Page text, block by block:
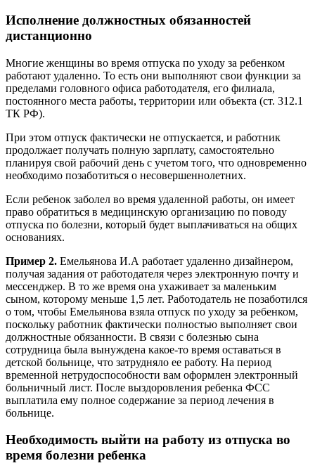
Исполнение должностных обязанностей
дистанционно
Многие женщины во время отпуска по уходу за ребенком
работают удаленно. То есть они выполняют свои функции за
пределами головного офиса работодателя, его филиала,
постоянного места работы, территории или объекта (ст. 312.1
ТК РФ).
При этом отпуск фактически не отпускается, и работник
продолжает получать полную зарплату, самостоятельно
планируя свой рабочий день с учетом того, что одновременно
необходимо позаботиться о несовершеннолетних.
Если ребенок заболел во время удаленной работы, он имеет
право обратиться в медицинскую организацию по поводу
отпуска по болезни, который будет выплачиваться на общих
основаниях.
Пример 2. Емельянова И.А работает удаленно дизайнером,
получая задания от работодателя через электронную почту и
мессенджер. В то же время она ухаживает за маленьким
сыном, которому меньше 1,5 лет. Работодатель не позаботился
о том, чтобы Емельянова взяла отпуск по уходу за ребенком,
поскольку работник фактически полностью выполняет свои
должностные обязанности. В связи с болезнью сына
сотрудница была вынуждена какое-то время оставаться в
детской больнице, что затрудняло ее работу. На период
временной нетрудоспособности вам оформлен электронный
больничный лист. После выздоровления ребенка ФСС
выплатила ему полное содержание за период лечения в
больнице.
Необходимость выйти на работу из отпуска во
время болезни ребенка